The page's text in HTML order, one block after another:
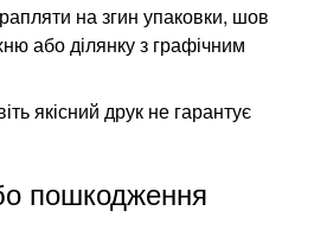
на згин упаковки, шов
або ділянку з графічним
якісний друк не гарантує
пошкодження